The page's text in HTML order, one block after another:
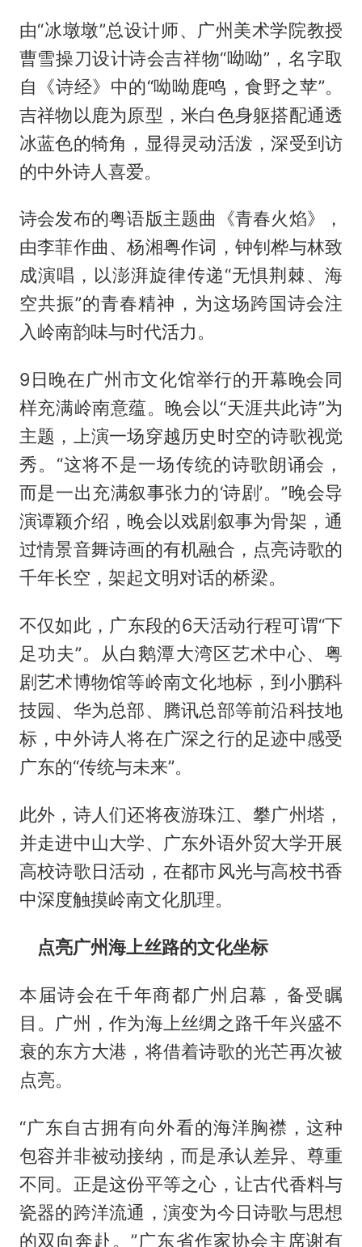
由“冰墩墩”总设计师、广州美术学院教授
曹雪操刀设计诗会吉祥物“呦呦”，名字取
自《诗经》中的“呦呦鹿鸣，食野之苹”。
吉祥物以鹿为原型，米白色身躯搭配通透
冰蓝色的犄角，显得灵动活泼，深受到访
的中外诗人喜爱。
诗会发布的粤语版主题曲《青春火焰》，
由李菲作曲、杨湘粤作词，钟钊桦与林致
成演唱，以澎湃旋律传递“无惧荆棘、海
空共振”的青春精神，为这场跨国诗会注
入岭南韵味与时代活力。
9日晚在广州市文化馆举行的开幕晚会同
样充满岭南意蕴。晚会以“天涯共此诗”为
主题，上演一场穿越历史时空的诗歌视觉
秀。“这将不是一场传统的诗歌朗诵会，
而是一出充满叙事张力的‘诗剧’。”晚会导
演谭颖介绍，晚会以戏剧叙事为骨架，通
过情景音舞诗画的有机融合，点亮诗歌的
千年长空，架起文明对话的桥梁。
不仅如此，广东段的6天活动行程可谓“下
足功夫”。从白鹅潭大湾区艺术中心、粤
剧艺术博物馆等岭南文化地标，到小鹏科
技园、华为总部、腾讯总部等前沿科技地
标，中外诗人将在广深之行的足迹中感受
广东的“传统与未来”。
此外，诗人们还将夜游珠江、攀广州塔，
并走进中山大学、广东外语外贸大学开展
高校诗歌日活动，在都市风光与高校书香
中深度触摸岭南文化肌理。
点亮广州海上丝路的文化坐标
本届诗会在千年商都广州启幕，备受瞩
目。广州，作为海上丝绸之路千年兴盛不
衰的东方大港，将借着诗歌的光芒再次被
点亮。
“广东自古拥有向外看的海洋胸襟，这种
包容并非被动接纳，而是承认差异、尊重
不同。正是这份平等之心，让古代香料与
瓷器的跨洋流通，演变为今日诗歌与思想
的双向奔赴。”广东省作家协会主席谢有